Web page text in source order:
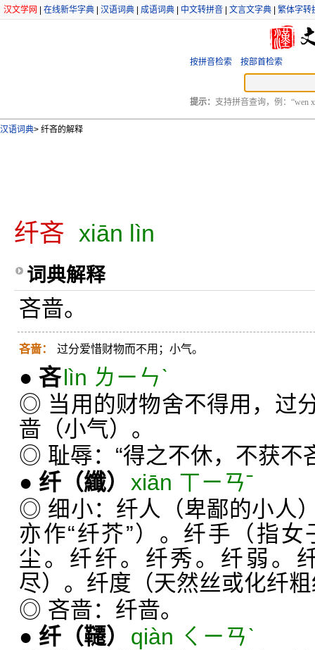
汉文学网 在线新华字典 汉语词典 成语词典 中文转拼音 文言文字典 繁体字转
按拼音检索 按部首检索
提示： 支持拼音查询，例：“wen
汉语词典> 纤吝的解释
纤吝 xiān lìn
词典解释
吝啬。
吝啬： 过分爱惜财物而不用；小气。
● 吝lìn ㄌㄧㄣˋ
◎ 当用的财物舍不得用，过
啬（小气）。
◎ 耻辱：“得之不休，不获不
● 纤 （纖） xiān ㄒㄧㄢˉ
◎ 细小：纤人（卑鄙的小人
亦作“纤芥”）。纤手（指
尘。纤纤。纤秀。纤弱。
尽）。纤度（天然丝或化纤
◎ 吝啬：纤啬。
● 纤 （韆）
qiàn ㄑㄧㄢˋ